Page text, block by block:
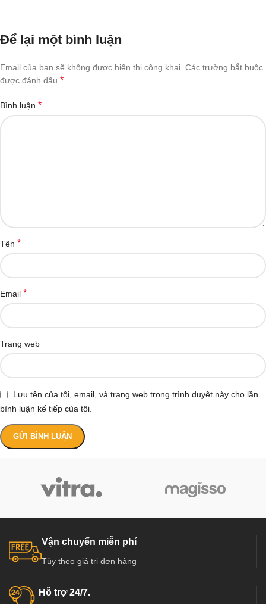
Để lại một bình luận
Email của bạn sẽ không được hiển thị công khai. Các trường bắt buộc
được đánh dấu *
Bình luận *
Tên *
Email *
Trang web
Lưu tên của tôi, email, và trang web trong trình duyệt này cho lần
bình luận kế tiếp của tôi.
Vận chuyển miễn phí
Tùy theo giá trị đơn hàng
Hỗ trợ 24/7.